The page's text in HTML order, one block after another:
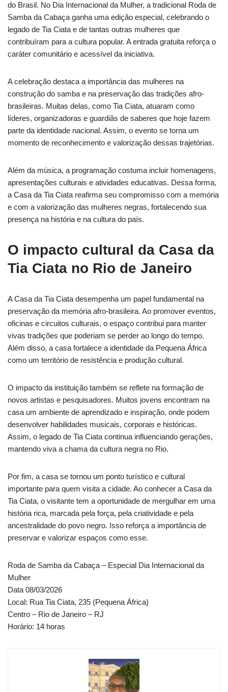
do Brasil. No Dia Internacional da Mulher, a tradicional Roda de
Samba da Cabaça ganha uma edição especial, celebrando o
legado de Tia Ciata e de tantas outras mulheres que
contribuíram para a cultura popular. A entrada gratuita reforça o
caráter comunitário e acessível da iniciativa.
A celebração destaca a importância das mulheres na
construção do samba e na preservação das tradições afro-
brasileiras. Muitas delas, como Tia Ciata, atuaram como
líderes, organizadoras e guardiãs de saberes que hoje fazem
parte da identidade nacional. Assim, o evento se torna um
momento de reconhecimento e valorização dessas trajetórias.
Além da música, a programação costuma incluir homenagens,
apresentações culturais e atividades educativas. Dessa forma,
a Casa da Tia Ciata reafirma seu compromisso com a memória
e com a valorização das mulheres negras, fortalecendo sua
presença na história e na cultura do país.
O impacto cultural da Casa da
Tia Ciata no Rio de Janeiro
A Casa da Tia Ciata desempenha um papel fundamental na
preservação da memória afro-brasileira. Ao promover eventos,
oficinas e circuitos culturais, o espaço contribui para manter
vivas tradições que poderiam se perder ao longo do tempo.
Além disso, a casa fortalece a identidade da Pequena África
como um território de resistência e produção cultural.
O impacto da instituição também se reflete na formação de
novos artistas e pesquisadores. Muitos jovens encontram na
casa um ambiente de aprendizado e inspiração, onde podem
desenvolver habilidades musicais, corporais e históricas.
Assim, o legado de Tia Ciata continua influenciando gerações,
mantendo viva a chama da cultura negra no Rio.
Por fim, a casa se tornou um ponto turístico e cultural
importante para quem visita a cidade. Ao conhecer a Casa da
Tia Ciata, o visitante tem a oportunidade de mergulhar em uma
história rica, marcada pela força, pela criatividade e pela
ancestralidade do povo negro. Isso reforça a importância de
preservar e valorizar espaços como esse.
Roda de Samba da Cabaça – Especial Dia Internacional da
Mulher
Data 08/03/2026
Local: Rua Tia Ciata, 235 (Pequena África)
Centro – Rio de Janeiro – RJ
Horário: 14 horas